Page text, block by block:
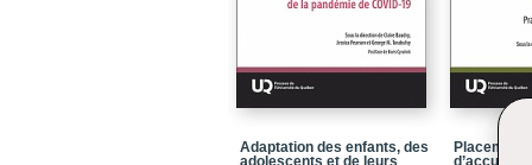
Adaptation des enfants, des
adolescents et de leurs
Placement
d’accueil